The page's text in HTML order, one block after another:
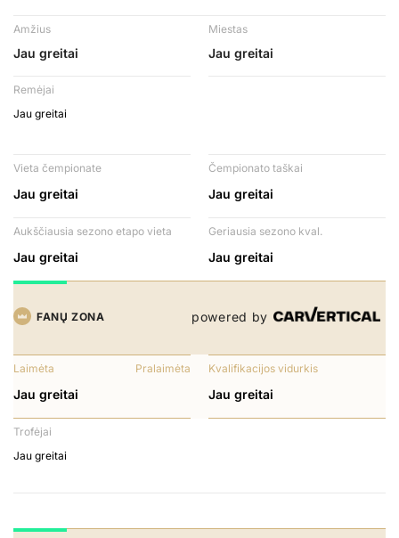
Trofėjai
Jau greitai
Amžius
Jau greitai
Miestas
Jau greitai
Remėjai
Jau greitai
Vieta čempionate
Jau greitai
Čempionato taškai
Jau greitai
Aukščiausia sezono etapo vieta
Jau greitai
Geriausia sezono kval.
Jau greitai
FANŲ ZONA powered by
Laimėta Pralaimėta
Jau greitai
Kvalifikacijos vidurkis
Jau greitai